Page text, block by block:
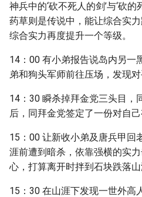
神兵中的‘砍不死人的剑’与‘砍
药草则是传说中，能让综合实
综合实力再度提升一个等级。
14：00 有小弟报告说岛内另一
弟和狗头军师前往压场，发现
14：30 瞬杀掉拜金党三头目，
后，同拜金党签定了一份对自己
15：00 让新收小弟及唐兵甲回
涯前遭到暗杀，依靠强横的实
心，打算离开时拌到石块跌落山
15：30 在山涯下发现一世外高